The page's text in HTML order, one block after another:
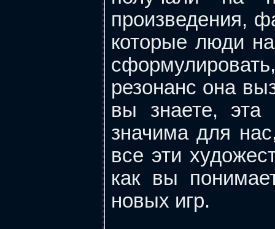
произведения,
которые люди
резонанс она
вы знаете, эта
значима для
все эти
как вы
новых игр.